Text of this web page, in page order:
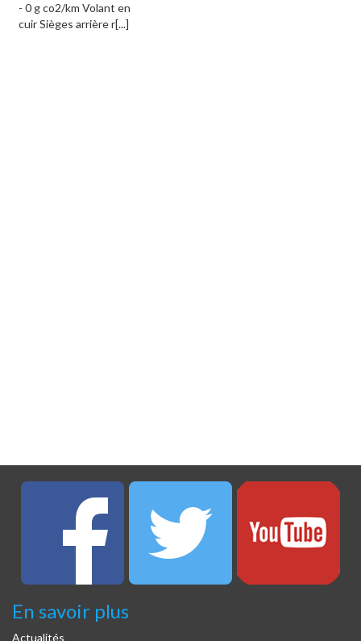
- 0 g co2/km Volant en
cuir Sièges arrière r[...]
En savoir plus
Actualités